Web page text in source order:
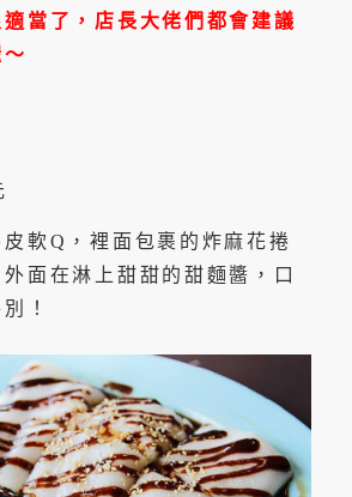
當了，店長大佬們都會建議
軟Q，裡面包裹的炸麻花捲
外面在淋上甜甜的甜麵醬，口
！